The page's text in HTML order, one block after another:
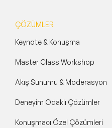
ÇÖZÜMLER
Keynote & Konuşma
Master Class Workshop
Akış Sunumu & Moderasyon
Deneyim Odaklı Çözümler
Konuşmacı Özel Çözümleri